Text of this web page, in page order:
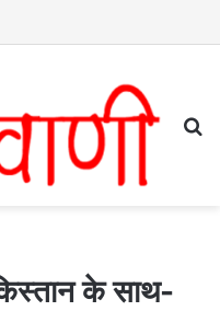
के साथ-